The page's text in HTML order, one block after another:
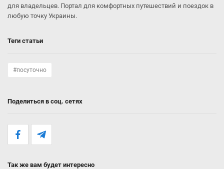
для владельцев. Портал для комфортных путешествий и поездок в
любую точку Украины.
Теги статьи
#посуточно
Поделиться в соц. сетях
Так же вам будет интересно